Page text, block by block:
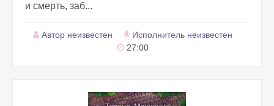
и смерть, заб...
Автор неизвестен
Исполнитель неизвестен
27:00